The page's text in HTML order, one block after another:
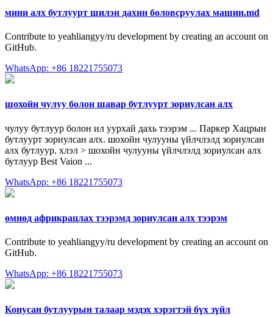
мини алх бутлуурт шилэн дахин боловсруулах машин.md
Contribute to yeahliangyy/ru development by creating an account on
GitHub.
WhatsApp: +86 18221755073
шохойн чулуу болон шавар бутлуурт зориулсан алх
чулуу бутлуур болон ил уурхай дахь тээрэм ... Паркер Хацрын
бутлуурт зориулсан алх. шохойн чулууны үйлчлэлд зориулсан
алх бутлуур. хлэл > шохойн чулууны үйлчлэлд зориулсан алх
бутлуур Best Vaion ...
WhatsApp: +86 18221755073
өмнөд африкрацлах тээрэмд зориулсан алх тээрэм
Contribute to yeahliangyy/ru development by creating an account on
GitHub.
WhatsApp: +86 18221755073
Конусан бутлуурын талаар мэдэх хэрэгтэй бүх зүйл